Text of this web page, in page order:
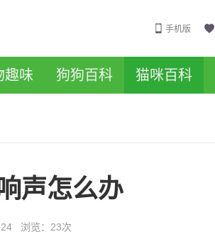
手机版
趣味 狗狗百科 猫咪百科
声怎么办
浏览： 23次